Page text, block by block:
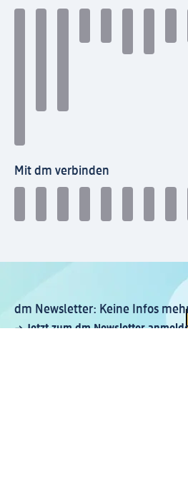
Mit dm verbinden
dm Newsletter: Keine Infos
Jetzt zum dm Newsletter